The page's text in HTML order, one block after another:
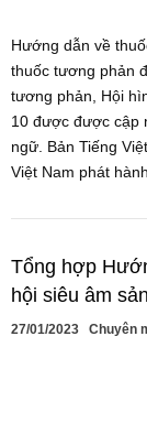
Hướng dẫn về
thuốc tương phản
tương phản, Hội
10 được được cập
ngữ. Bản Tiếng
Việt Nam phát hành.
Tổng hợp
hội siêu âm
27/01/2023 Chuyên